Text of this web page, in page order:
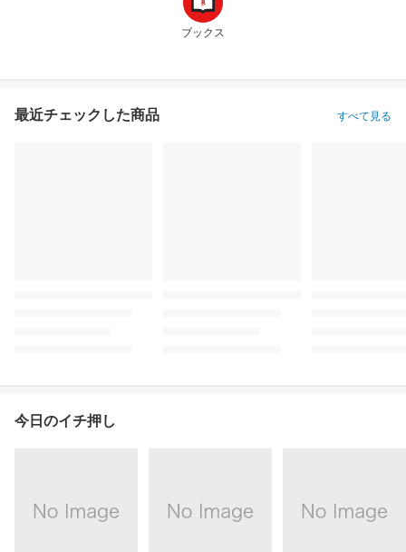
ブックス
最近チェックした商品 すべて見る
今日のイチ押し